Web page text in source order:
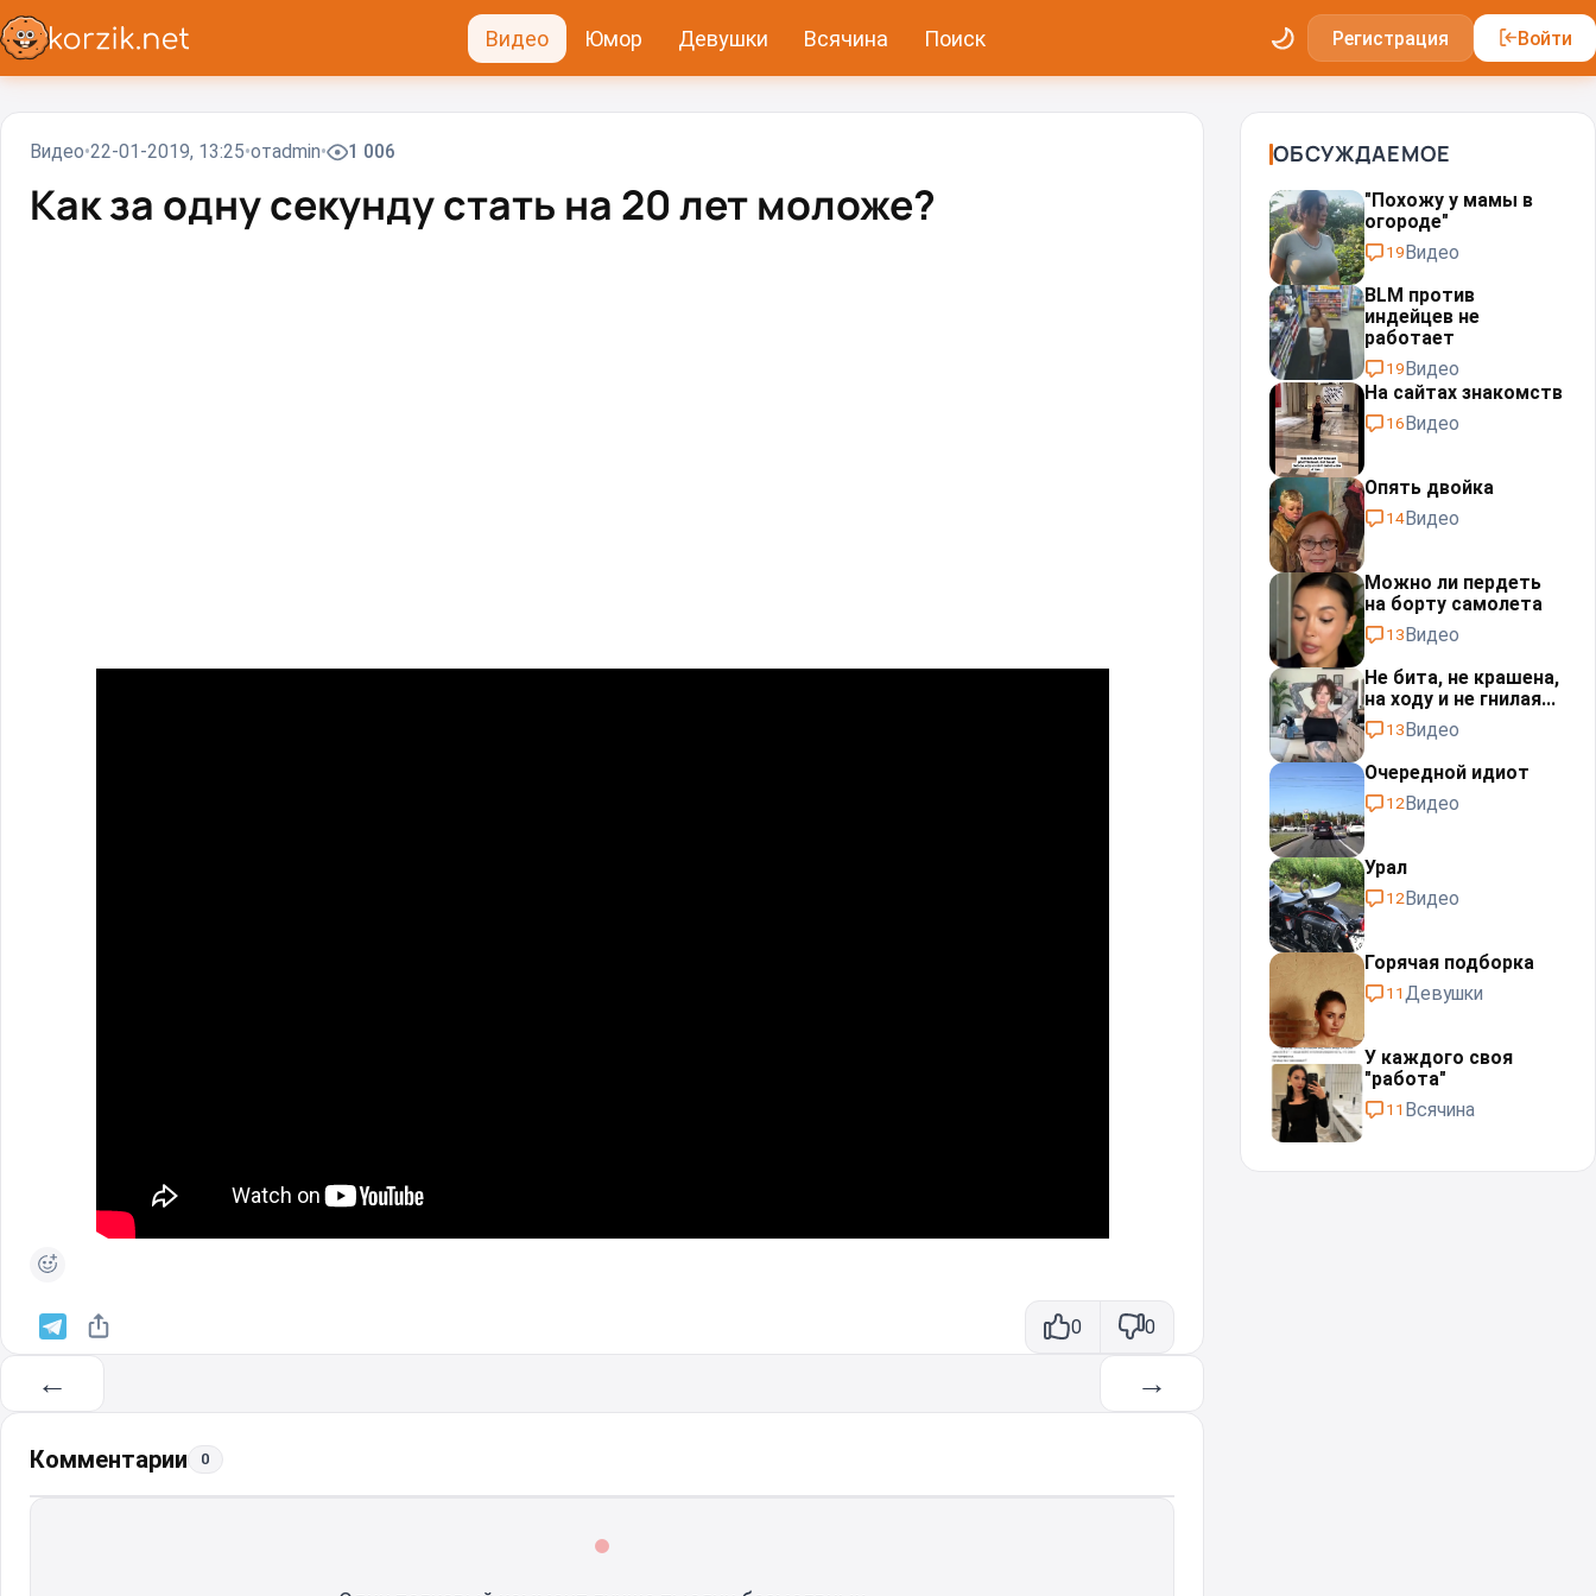
Видео Юмор Девушки Всячина Поиск Регистрация Войти
Видео 22-01-2019, 13:25 отadmin 1 006
Как за одну секунду стать на 20 лет моложе?
0 0
← →
Комментарии 0
ОБСУЖДАЕМОЕ
"Похожу у мамы в
огороде"
19Видео
BLM против
индейцев не
работает
19Видео
На сайтах знакомств
16Видео
Опять двойка
14Видео
Можно ли пердеть
на борту самолета
13Видео
Не бита, не крашена,
на ходу и не гнилая...
13Видео
Очередной идиот
12Видео
Урал⁠⁠
12Видео
Горячая подборка
11Девушки
У каждого своя
"работа"⁠⁠
11 Всячина